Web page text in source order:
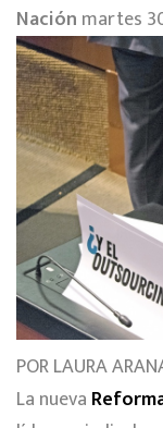
Nación martes
POR LAURA
La nueva